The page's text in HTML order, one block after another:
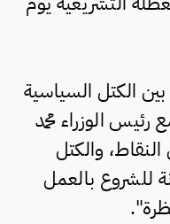
الكتل السياسية
رئيس الوزراء محمد
والكتل
للشروع بالعمل